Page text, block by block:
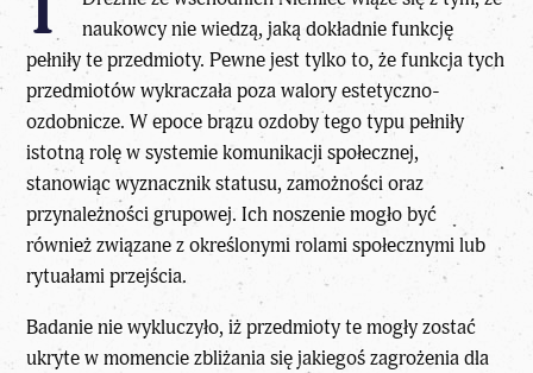
naukowcy nie wiedzą, jaką dokładnie funkcję
pełniły teprzedmioty. Pewne jest tylko to, że funkcja tych
przedmiotów wykraczała poza walory estetyczno-
ozdobnicze. W epoce brązu ozdoby tego typu pełniły
istotną rolę w systemie komunikacji społecznej,
stanowiąc wyznacznik statusu, zamożności oraz
przynależności grupowej. Ich noszenie mogło być
również związane z określonymi rolami społecznymi lub
rytuałami przejścia.
Badanie nie wykluczyło, iż przedmioty te mogły zostać
ukryte w momencie zbliżania się jakiegoś zagrożenia dla